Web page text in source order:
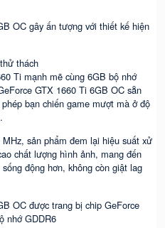
OC gây ấn tượng với thiết kế hiện
thách
Ti mạnh mẽ cùng 6GB bộ nhớ
GTX 1660 Ti 6GB OC sẵn
bạn chiến game mượt mà ở độ
sản phẩm đem lại hiệu suất xử
chất lượng hình ảnh, mang đến
động hơn, không còn giật lag
OC được trang bị chip GeForce
nhớ GDDR6